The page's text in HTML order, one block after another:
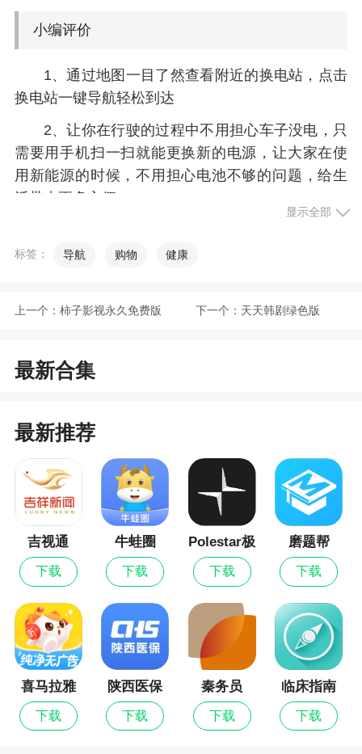
小编评价
1、通过地图一目了然查看附近的换电站，点击
换电站一键导航轻松到达
2、让你在行驶的过程中不用担心车子没电，只
需要用手机扫一扫就能更换新的电源，让大家在使
用新能源的时候，不用担心电池不够的问题，给生
活带来更多方便
别耗时的充电过程，开启换电新时代
显示全部
标签： 导航 购物 健康
上一个： 柿子影视永久免费版 下一个： 天天韩剧绿色版
最新合集
最新推荐
吉视通
下载
牛蛙圈
下载
Polestar极
星
下载
磨题帮
下载
喜马拉雅
儿童
下载
陕西医保
下载
秦务员
下载
临床指南
下载